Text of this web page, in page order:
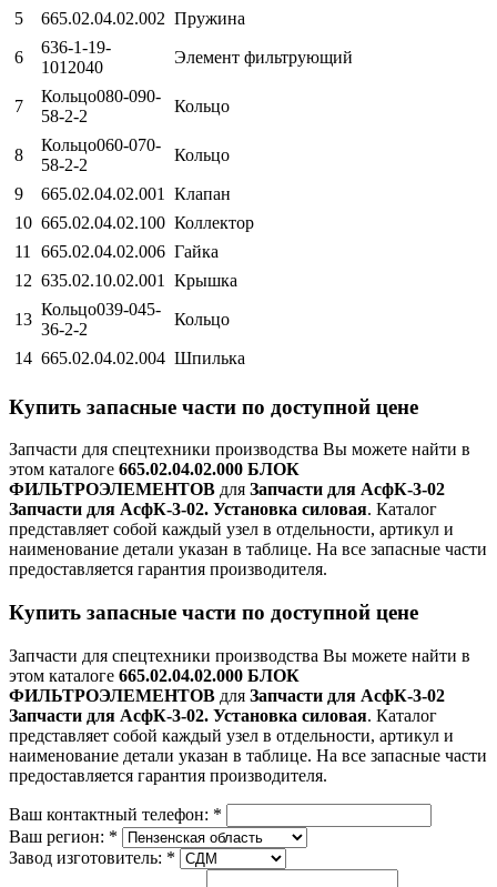
5
665.02.04.02.002 Пружина
6
636-1-19-
1012040
Элемент фильтрующий
7
Кольцо080-090-
58-2-2
Кольцо
8
Кольцо060-070-
58-2-2
Кольцо
9 665.02.04.02.001
Клапан
10 665.02.04.02.100 Коллектор
11
665.02.04.02.006 Гайка
12 635.02.10.02.001 Крышка
13
Кольцо039-045-
36-2-2
Кольцо
14 665.02.04.02.004 Шпилька
Купить запасные части по доступной цене
Запчасти для спецтехники производства Вы можете найти в
этом каталоге 665.02.04.02.000 БЛОК
ФИЛЬТРОЭЛЕМЕНТОВ для Запчасти для АсфК-3-02
Запчасти для АсфК-3-02. Установка силовая. Каталог
представляет собой каждый узел в отдельности, артикул и
наименование детали указан в таблице. На все запасные части
предоставляется гарантия производителя.
Купить запасные части по доступной цене
Запчасти для спецтехники производства Вы можете найти в
этом каталоге 665.02.04.02.000 БЛОК
ФИЛЬТРОЭЛЕМЕНТОВ для Запчасти для АсфК-3-02
Запчасти для АсфК-3-02. Установка силовая. Каталог
представляет собой каждый узел в отдельности, артикул и
наименование детали указан в таблице. На все запасные части
предоставляется гарантия производителя.
Ваш контактный телефон: *
Ваш регион: *
Завод изготовитель: *